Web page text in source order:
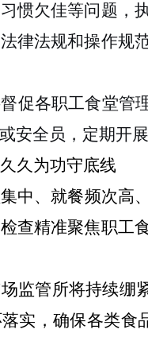
惯欠佳等问题，
律法规和操作规
促各职工食堂管
安全员，定期开
久为功守底线
中、就餐频次高
查精准聚焦职工
监管所将持续绷
实，确保各类食